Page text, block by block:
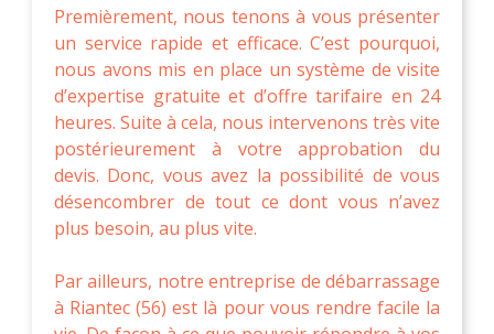
Premièrement, nous tenons à vous présenter
un service rapide et efficace. C’est pourquoi,
nous avons mis en place un système de visite
d’expertise gratuite et d’offre tarifaire en 24
heures. Suite à cela, nous intervenons très vite
postérieurement à votre approbation du
devis. Donc, vous avez la possibilité de vous
désencombrer de tout ce dont vous n’avez
plus besoin, au plus vite.
Par ailleurs, notre entreprise de débarrassage
à Riantec (56) est là pour vous rendre facile la